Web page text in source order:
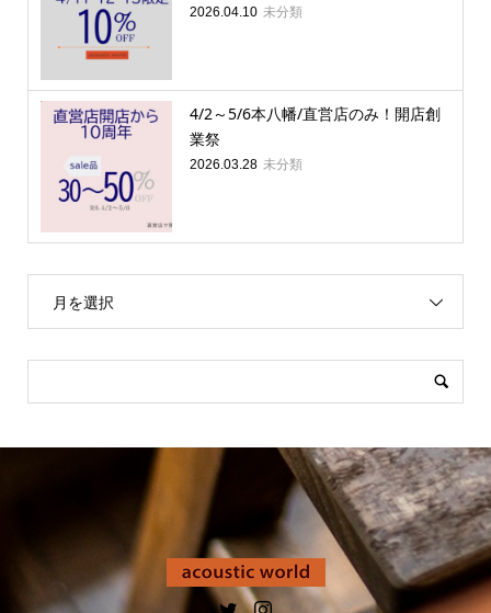
2026.04.10 未分類
4/2～5/6本八幡/直営店のみ！開店創
業祭
2026.03.28 未分類
月を選択